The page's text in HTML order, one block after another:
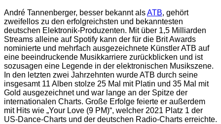
André Tannenberger, besser bekannt alsATB, gehört
zweifellos zu den erfolgreichsten und bekanntesten
deutschen Elektronik-Produzenten. Mit über 1,5 Milliarden
Streams alleine auf Spotify kann der für die Brit Awards
nominierte und mehrfach ausgezeichnete Künstler ATB auf
eine beeindruckende Musikkarriere zurückblicken und ist
sozusagen eine Legende in der elektronischen Musikszene.
In den letzten zwei Jahrzehnten wurde ATB durch seine
insgesamt 11 Alben stolze 25 Mal mit Platin und 35 Mal mit
Gold ausgezeichnet und war lange an der Spitze der
internationalen Charts. Große Erfolge feierte er außerdem
mit Hits wie „Your Love (9 PM)“, welcher 2021 Platz 1 der
US-Dance-Charts und der deutschen Radio-Charts erreichte.